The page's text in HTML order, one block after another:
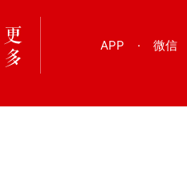
APP · 微信